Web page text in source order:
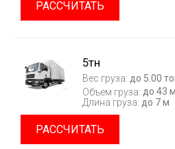
РАССЧИТАТЬ
5тн
Вес груза: до 5.00
Объем груза: до 43 м
Длина груза: до 7 м
РАССЧИТАТЬ